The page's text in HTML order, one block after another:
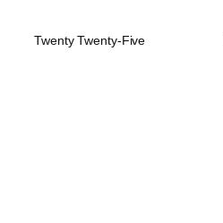
Twenty Twenty-Five